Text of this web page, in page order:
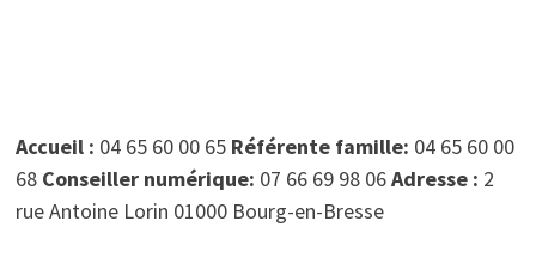
Accueil : 04 65 60 00 65 Référente famille: 04 65 60 00
68 Conseiller numérique: 07 66 69 98 06Adresse : 2
rue Antoine Lorin 01000 Bourg-en-Bresse